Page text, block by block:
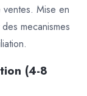
Mise en
mecanismes
(4-8